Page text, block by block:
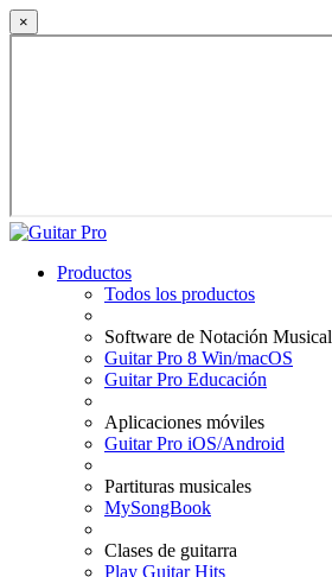
×
Productos
Todos los productos
Software de Notación Musical
Guitar Pro 8 Win/macOS
Guitar Pro Educación
Aplicaciones móviles
Guitar Pro iOS/Android
Partituras musicales
MySongBook
Clases de guitarra
Play Guitar Hits